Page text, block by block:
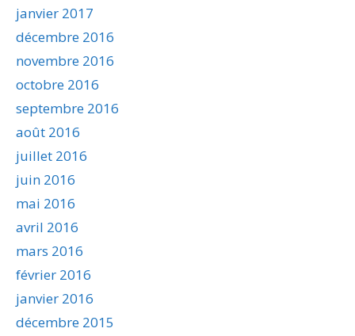
janvier 2017
décembre 2016
novembre 2016
octobre 2016
septembre 2016
août 2016
juillet 2016
juin 2016
mai 2016
avril 2016
mars 2016
février 2016
janvier 2016
décembre 2015